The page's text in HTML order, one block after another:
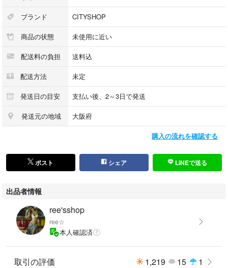
ブランド CITYSHOP
商品の状態 未使用に近い
配送料の負担 送料込
配送方法 未定
発送日の目安 支払い後、2～3日で発送
発送元の地域 大阪府
購入の流れを確認する
ポスト シェア LINEで送る
出品者情報
ree'sshop
ree☆
本人確認済
取引の評価 1,219 15 1